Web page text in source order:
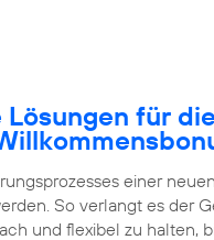
für
einer
So verlangt es der
und flexibel zu halten,